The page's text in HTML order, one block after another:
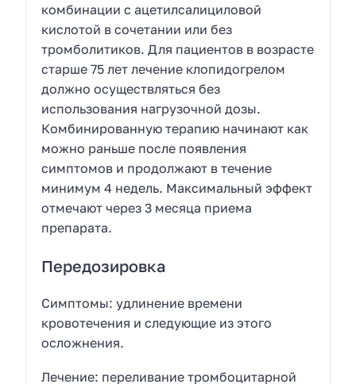
комбинации с ацетилсалициловой
кислотой в сочетании или без
тромболитиков. Для пациентов в возрасте
старше 75 лет лечение клопидогрелом
должно осуществляться без
использования нагрузочной дозы.
Комбинированную терапию начинают как
можно раньше после появления
симптомов и продолжают в течение
минимум 4 недель. Максимальный эффект
отмечают через 3 месяца приема
препарата.
Передозировка
Симптомы: удлинение времени
кровотечения и следующие из этого
осложнения.
Лечение: переливание тромбоцитарной